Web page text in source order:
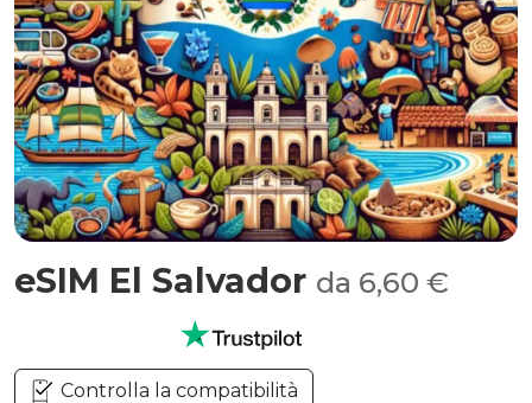
eSIM El Salvador da 6,60 €
Controlla la compatibilità